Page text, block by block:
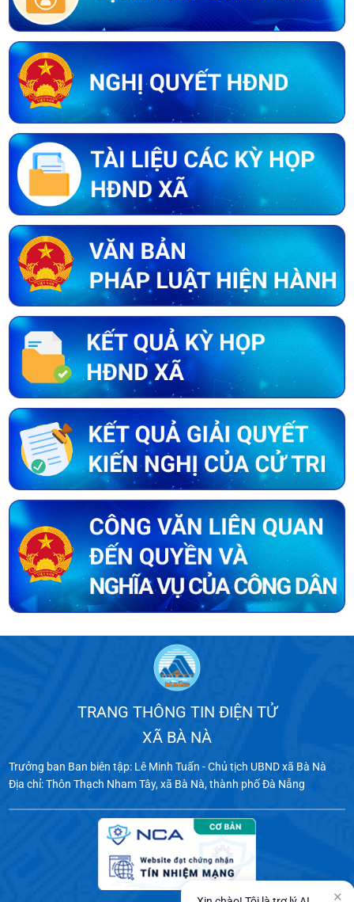
TRANG THÔNG TIN ĐIỆN TỬ
XÃ BÀ NÀ
Trưởng ban Ban biên tập: Lê Minh Tuấn - Chủ tịch UBND xã Bà Nà
Địa chỉ: Thôn Thạch Nham Tây, xã Bà Nà, thành phố Đà Nẵng
×